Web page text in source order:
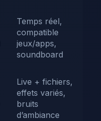
Temps réel,
compatible
jeux/apps,
soundboard
Live + fichiers,
effets variés,
bruits
d’ambiance